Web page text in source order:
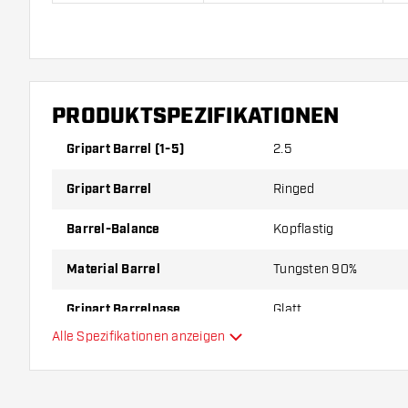
PRODUKTSPEZIFIKATIONEN
Gripart Barrel (1-5) 2.5
Gripart Barrel Ringed
Barrel-Balance Kopflastig
Material Barrel Tungsten 90%
Gripart Barrelnase Glatt
Alle Spezifikationen anzeigen